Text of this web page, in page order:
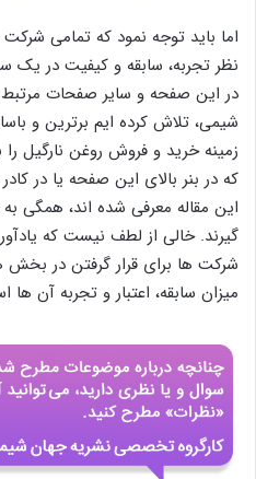
اما باید توجه نمود که تمامی شرکت
نظر تجربه، سابقه و کیفیت در یک
در این صفحه و سایر صفحات
شیمی، تلاش کرده ایم برترین و
زمینه خرید و فروش روغن نارگیل
که در بنر بالای این صفحه یا در
این مقاله معرفی شده اند، همگی
گیرند. خالی از لطف نیست که
شرکت ها برای قرار گرفتن در بخش
میزان سابقه، اعتبار و تجربه آن ها